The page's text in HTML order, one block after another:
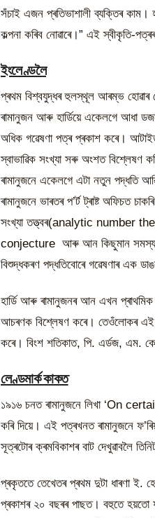
সঁচাই এজন প্ৰতিভাশালী ব্যক্তিৰ কাম।
কল্পনা কৰিব নোৱাৰে।” এই স্বীকৃতি-
ইংলেণ্ডলৈ
প্ৰথম বিশ্বযুদ্ধৰ হুলস্থূল আৰম্ভ হোৱাৰ
ৰামানুজন আৰু হাৰ্ডিয়ে একেলগে আধা
অধিক গৱেষণা পত্ৰ প্ৰকাশ কৰে।
স্বাভাৱিক সংখ্যা সৰু অংশত বিশ্লেষণ
ৰামানুজনে একেলগে এটা নতুন পদ্ধতি
ৰামানুজনে ভাৰতৰ প’ৰ্ট ট্ৰাষ্ট অফিচত
সংখ্যা তত্ত্বৰ(analytic number
conjecture আৰু আন কিছুমান সমস্যাৰ
বিশুদ্ধকৰণ পদ্ধতিবোৰে গৱেষণাৰ এক
হাৰ্ডি আৰু ৰামানুজনৰ আন এখন
আচৰণক বিশ্লেষণ কৰে। তেওঁলোকৰ
কৰে। বিংশ শতিকাত, পি. এৰ্ডজ, এম.
লেণ্ডমাৰ্ক কাকত
১৯১৬ চনত ৰামানুজনে লিখা ‘On
কৰি দিয়ে। এই পত্ৰখনত ৰামানুজনে
সূত্ৰটোৰ ক্ৰমবিকাশৰ বাট দেখুৱাবলৈ
প্ৰকৃততে তেখেতৰ প্ৰথম দুটা ধাৰণা ই.
প্ৰকাশৰ ২০ বছৰৰ পাছত। বহুতে হয়তো